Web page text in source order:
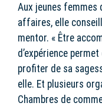
Aux jeunes femmes
affaires, elle
mentor. « Être
d’expérience
profiter de sa
elle. Et plusieurs
Chambres de